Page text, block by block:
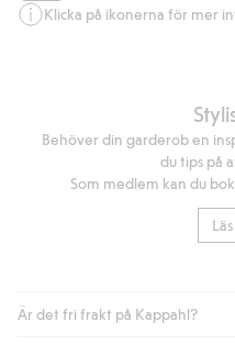
Klicka på ikonerna för mer
Behöver din garderob en
du tips på
Som medlem kan du
Är det fri frakt på Kappahl?